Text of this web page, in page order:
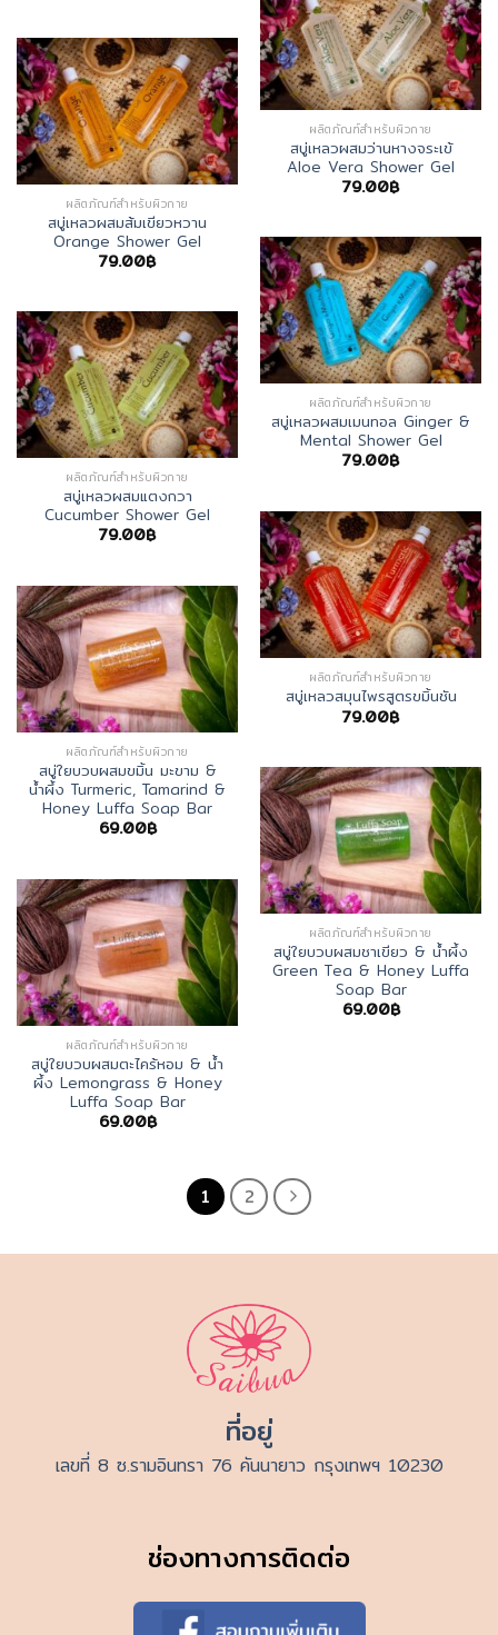
ผลิตภัณฑ์สำหรับผิวกาย
สบู่เหลวผสมว่านหางจระเข้
Aloe Vera Shower Gel
79.00฿
ผลิตภัณฑ์สำหรับผิวกาย
สบู่เหลวผสมส้มเขียวหวาน
Orange Shower Gel
79.00฿
ผลิตภัณฑ์สำหรับผิวกาย
สบู่เหลวผสมเมนทอล Ginger &
Mental Shower Gel
79.00฿
ผลิตภัณฑ์สำหรับผิวกาย
สบู่เหลวผสมแตงกวา
Cucumber Shower Gel
79.00฿
ผลิตภัณฑ์สำหรับผิวกาย
สบู่เหลวสมุนไพรสูตรขมิ้นชัน
79.00฿
ผลิตภัณฑ์สำหรับผิวกาย
สบู่ใยบวบผสมขมิ้น มะขาม &
น้ำผึ้ง Turmeric, Tamarind &
Honey Luffa Soap Bar
69.00฿
ผลิตภัณฑ์สำหรับผิวกาย
สบู่ใยบวบผสมชาเขียว & น้ำผึ้ง
Green Tea & Honey Luffa
Soap Bar
69.00฿
ผลิตภัณฑ์สำหรับผิวกาย
สบู่ใยบวบผสมตะไคร้หอม & น้ำ
ผึ้ง Lemongrass & Honey
Luffa Soap Bar
69.00฿
1 2
ที่อยู่
เลขที่ 8 ซ.รามอินทรา 76 คันนายาว กรุงเทพฯ 10230
ช่องทางการติดต่อ